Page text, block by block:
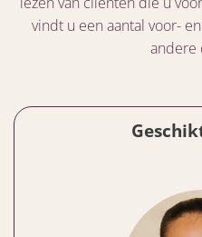
vindt u een aantal voor-
andere